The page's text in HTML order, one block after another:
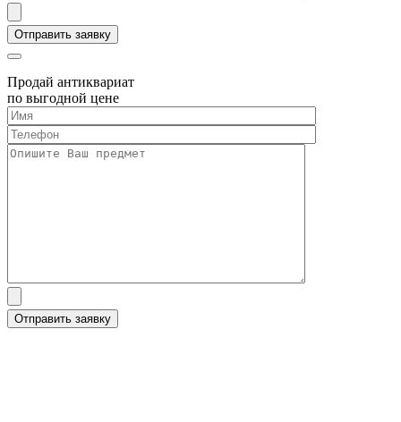
Продай антиквариат
по выгодной цене